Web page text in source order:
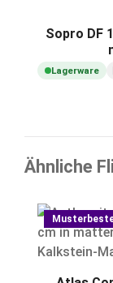
Sopro DF
Lagerware
Ähnliche